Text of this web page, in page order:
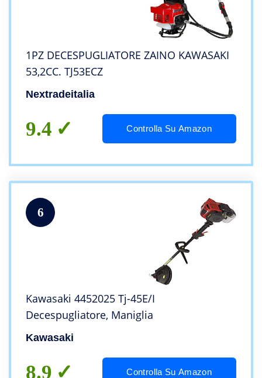
1PZ DECESPUGLIATORE ZAINO KAWASAKI
53,2CC. TJ53ECZ
Nextradeitalia
9.4 Controlla Su Amazon
6
Kawasaki 4452025 Tj-45E/I
Decespugliatore, Maniglia
Kawasaki
8.9 Controlla Su Amazon